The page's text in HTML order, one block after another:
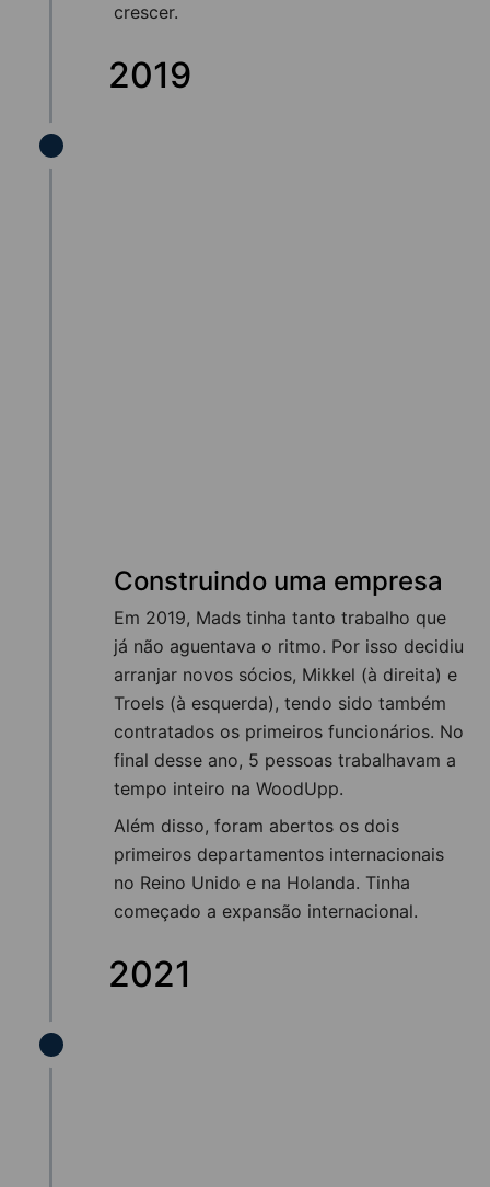
crescer.
2019
Construindo uma empresa
Em 2019, Mads tinha tanto trabalho que
já não aguentava o ritmo. Por isso decidiu
arranjar novos sócios, Mikkel (à direita) e
Troels (à esquerda), tendo sido também
contratados os primeiros funcionários. No
final desse ano, 5 pessoas trabalhavam a
tempo inteiro na WoodUpp.
Além disso, foram abertos os dois
primeiros departamentos internacionais
no Reino Unido e na Holanda. Tinha
começado a expansão internacional.
2021